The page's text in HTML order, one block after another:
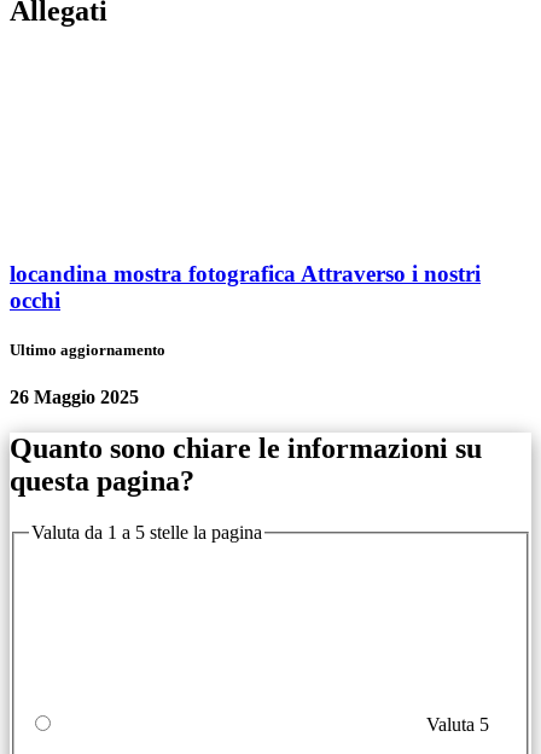
Allegati
locandina mostra fotografica Attraverso i nostri
occhi
Ultimo aggiornamento
26 Maggio 2025
Quanto sono chiare le informazioni su
questa pagina?
Valuta da 1 a 5 stelle la pagina
Valuta 5